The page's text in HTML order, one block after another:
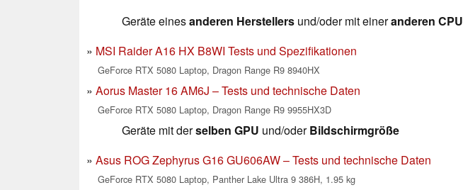
Geräte einesanderen Herstellers und/oder mit eineranderen CPU
MSI Raider A16 HX B8WI Tests und Spezifikationen
GeForce RTX 5080 Laptop, Dragon Range R9 8940HX
Aorus Master 16 AM6J – Tests und technische Daten
GeForce RTX 5080 Laptop, Dragon Range R9 9955HX3D
Geräte mit derselben GPU und/oderBildschirmgröße
Asus ROG Zephyrus G16 GU606AW – Tests und technische Daten
GeForce RTX 5080 Laptop, Panther Lake Ultra 9 386H, 1.95 kg